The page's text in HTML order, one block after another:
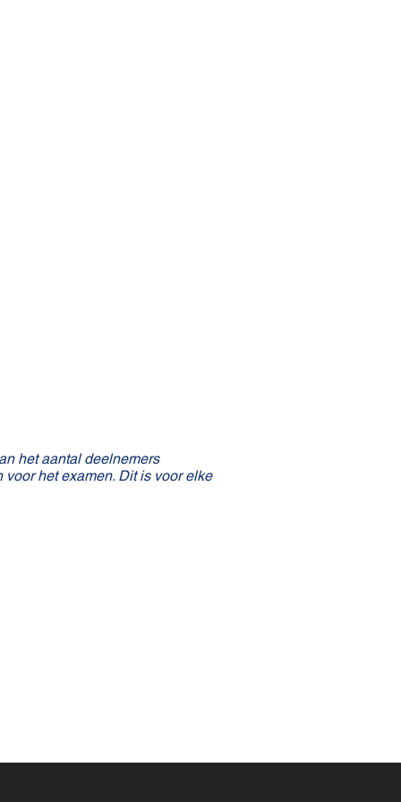
het aantal deelnemers
het examen. Dit is voor elke